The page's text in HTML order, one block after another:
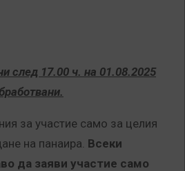
след 17.00 ч. на 01.08.2025
за участие само за целия
на панаира. Всеки
да заяви участие само